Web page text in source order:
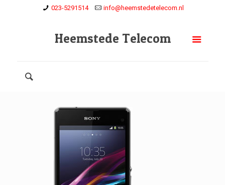
023-5291514 info@heemstedetelecom.nl
Heemstede Telecom